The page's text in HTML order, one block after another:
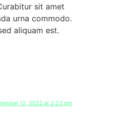
sit amet
urna commodo.
aliquam est.
12, 2022 at 2:23 pm